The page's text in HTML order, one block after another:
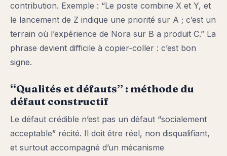
contribution. Exemple : “Le poste combine X et Y, et
le lancement de Z indique une priorité sur A ; c’est un
terrain où l’expérience de Nora sur B a produit C.” La
phrase devient difficile à copier-coller : c’est bon
signe.
“Qualités et défauts” : méthode du
défaut constructif
Le défaut crédible n’est pas un défaut “socialement
acceptable” récité. Il doit être réel, non disqualifiant,
et surtout accompagné d’un mécanisme